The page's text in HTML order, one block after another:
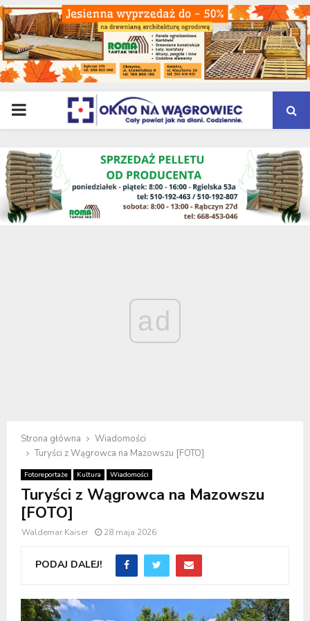
PRIMARY
MENU
ad
Strona główna
Wiadomości
Turyści z Wągrowca na Mazowszu [FOTO]
Fotoreportaże Kultura Wiadomości
Turyści z Wągrowca na Mazowszu
[FOTO]
Waldemar Kaiser 28 maja 2026
PODAJ DALEJ!